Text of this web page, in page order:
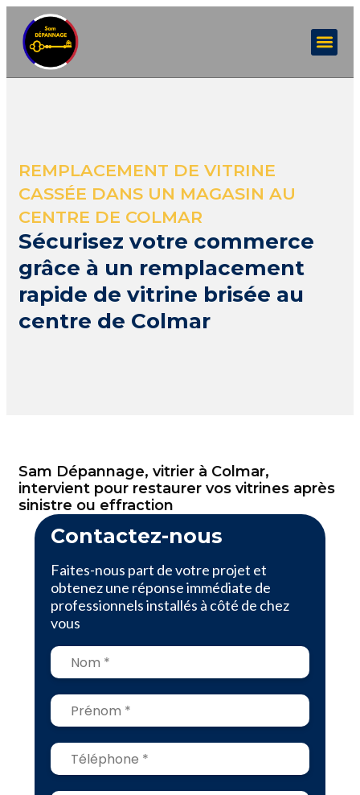
REMPLACEMENT DE VITRINE
CASSÉE DANS UN MAGASIN AU
CENTRE DE COLMAR
Sécurisez votre commerce
grâce à un remplacement
rapide de vitrine brisée au
centre de Colmar
Sam Dépannage, vitrier à Colmar,
intervient pour restaurer vos vitrines après
sinistre ou effraction
Contactez-nous
Faites-nous part de votre projet et
obtenez une réponse immédiate de
professionnels installés à côté de chez
vous